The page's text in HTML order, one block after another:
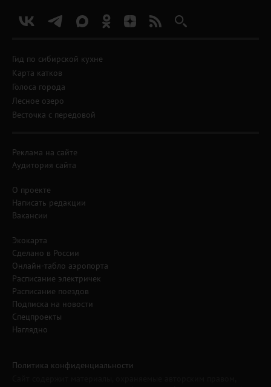
Гид по сибирской кухне
Карта катков
Голоса города
Лесное озеро
Весточка с передовой
Реклама на сайте
Аудитория сайта
О проекте
Написать редакции
Вакансии
Экокарта
Сделано в России
Онлайн-табло аэропорта
Расписание электричек
Расписание поездов
Подписка на новости
Спецпроекты
Наглядно
Политика конфиденциальности